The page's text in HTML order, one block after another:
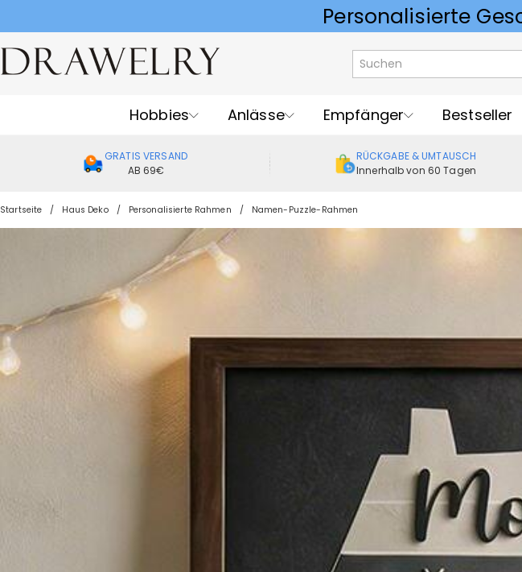
Vorlieben für
Hobbies Anlässe Empfänger Bestseller
GRATIS VERSAND
AB 69€
RÜCKGABE & UMTAUSCH
Innerhalb von 60 Tagen
Startseite Haus Deko Personalisierte Rahmen Namen-Puzzle-Rahmen